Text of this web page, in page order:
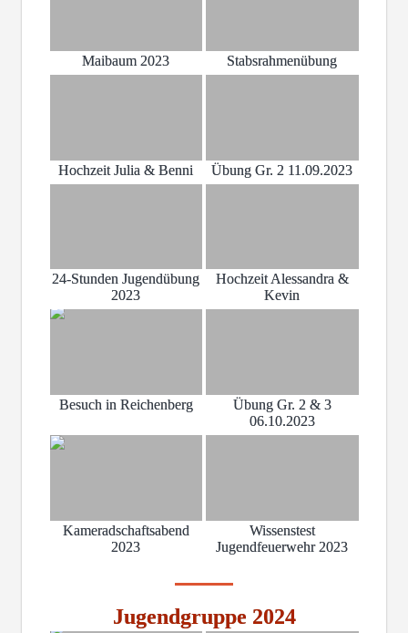
Maibaum 2023 Stabsrahmenübung
Hochzeit Julia & Benni Übung Gr. 2 11.09.2023
24-Stunden Jugendübung
2023
Hochzeit Alessandra &
Kevin
Besuch in Reichenberg
Übung Gr. 2 & 3
06.10.2023
Kameradschaftsabend
2023
Wissenstest
Jugendfeuerwehr 2023
Jugendgruppe 2024